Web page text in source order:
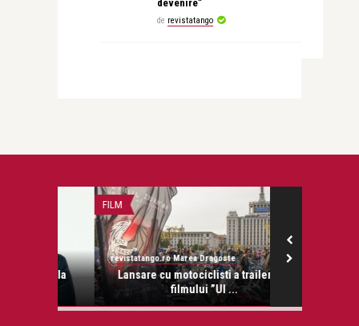
devenire”
de revistatango
revistatango.ro Marea Dragoste
Lansare cu motociclisti a trailerului
filmului ”Ul ...